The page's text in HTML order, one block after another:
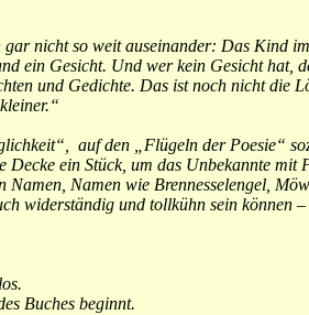
nicht so weit auseinander: Das Kind
ein Gesicht. Und wer kein Gesicht
und Gedichte. Das ist noch nicht die
auf den „Flügeln der Poesie“
ein Stück, um das Unbekannte
Namen wie Brennesselengel,
widerständig und tollkühn sein können
Buches beginnt.